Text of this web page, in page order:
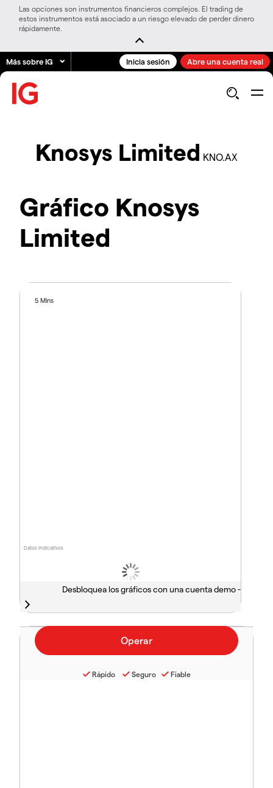
Las opciones son instrumentos financieros complejos. El trading de
estos instrumentos está asociado a un riesgo elevado de perder dinero
rápidamente.
Más sobre IG Inicia sesión Abre una cuenta real
Knosys Limited KNO.AX
Gráfico Knosys
Limited
Datos indicativos
5 Mins
Desbloquea los gráficos con una cuenta demo -
Rápido Seguro Fiable